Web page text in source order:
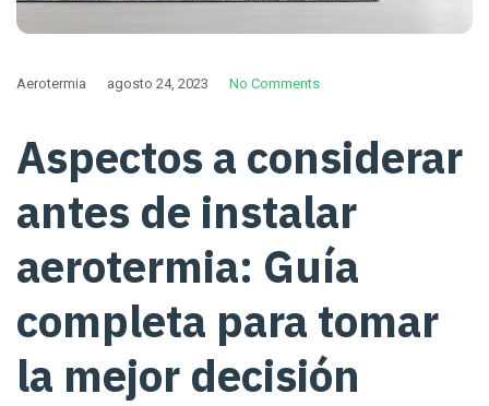
Aerotermia agosto 24, 2023 No Comments
Aspectos a considerar
antes de instalar
aerotermia: Guía
completa para tomar
la mejor decisión